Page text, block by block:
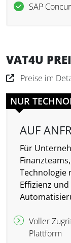
SAP Concur
VAT4U
Preise im
NUR
AUF
Für
Technologie
Effizienz
Voller
Plattform